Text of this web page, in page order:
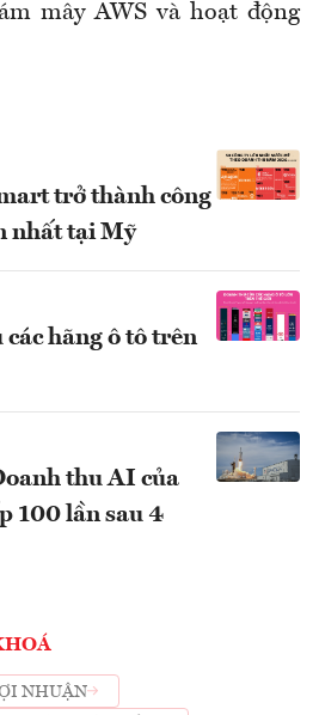
mây AWS và hoạt động
trở thành công
nhất tại Mỹ
hãng ô tô trên
thu AI của
100 lần sau 4
NHUẬN